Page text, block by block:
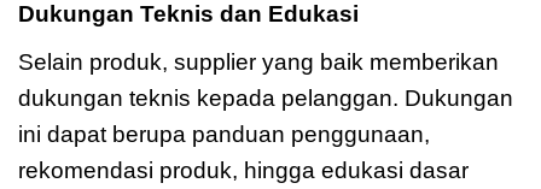
Dukungan Teknis dan Edukasi
Selain produk, supplier yang baik memberikan
dukungan teknis kepada pelanggan. Dukungan
ini dapat berupa panduan penggunaan,
rekomendasi produk, hingga edukasi dasar